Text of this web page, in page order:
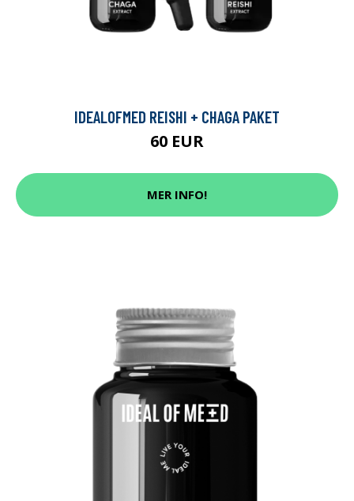
IDEALOFMED REISHI + CHAGA PAKET
60 EUR
MER INFO!